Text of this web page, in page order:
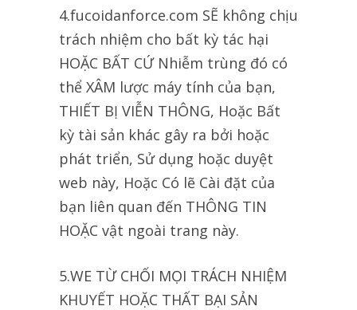
4.fucoidanforce.com SẼ không chịu
trách nhiệm cho bất kỳ tác hại
HOẶC BẤT CỨ Nhiễm trùng đó có
thể XÂM lược máy tính của bạn,
THIẾT BỊ VIỄN THÔNG, Hoặc Bất
kỳ tài sản khác gây ra bởi hoặc
phát triển, Sử dụng hoặc duyệt
web này, Hoặc Có lẽ Cài đặt của
bạn liên quan đến THÔNG TIN
HOẶC vật ngoài trang này.
5.WE TỪ CHỐI MỌI TRÁCH NHIỆM
KHUYẾT HOẶC THẤT BẠI SẢN